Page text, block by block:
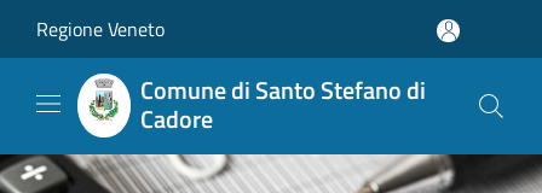
Regione Veneto
Comune di Santo Stefano di
Cadore